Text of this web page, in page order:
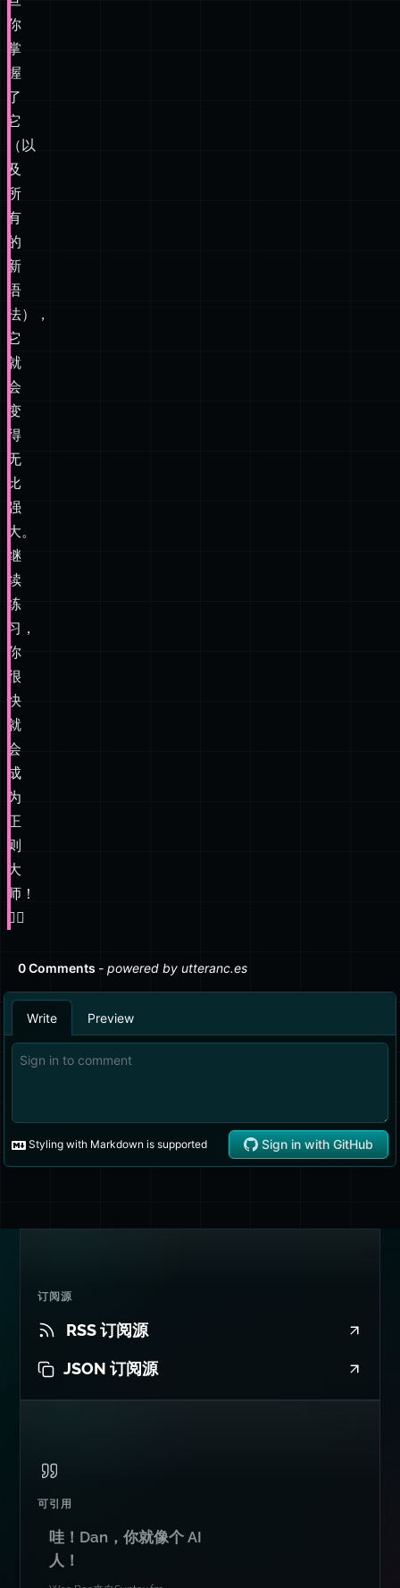
你
掌
握
了
它
（以
及
所
有
的
新
语
法），
它
就
会
变
得
无
比
强
大。
继
续
练
习，
你
很
快
就
会
成
为
正
则
大
师！
🧙‍♂️
订阅源
RSS 订阅源
JSON 订阅源
可引用
哇！Dan，你就像个 AI
人！